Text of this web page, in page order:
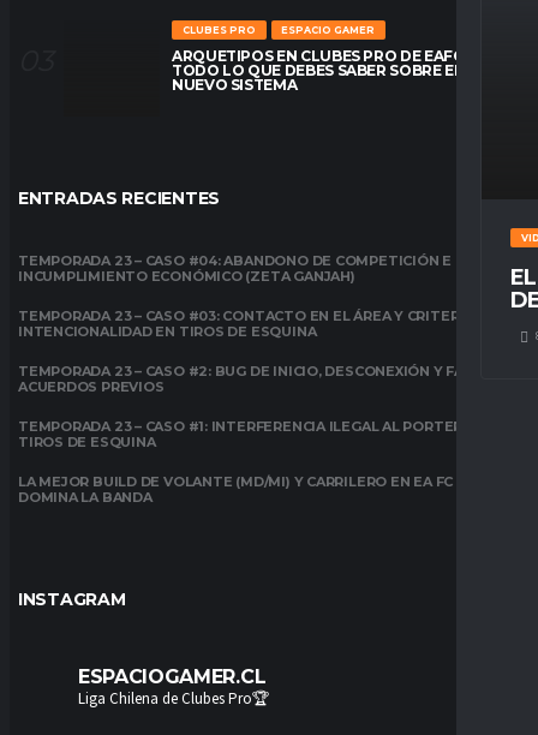
CLUBES PRO ESPACIO GAMER
ARQUETIPOS EN CLUBES PRO DE EAFC26:
TODO LO QUE DEBES SABER SOBRE EL
NUEVO SISTEMA
ENTRADAS RECIENTES
TEMPORADA 23 – CASO #04: ABANDONO DE COMPETICIÓN E
INCUMPLIMIENTO ECONÓMICO (ZETA GANJAH)
TEMPORADA 23 – CASO #03: CONTACTO EN EL ÁREA Y CRITERIO DE
INTENCIONALIDAD EN TIROS DE ESQUINA
TEMPORADA 23 – CASO #2: BUG DE INICIO, DESCONEXIÓN Y FALTA DE
ACUERDOS PREVIOS
TEMPORADA 23 – CASO #1: INTERFERENCIA ILEGAL AL PORTERO EN
TIROS DE ESQUINA
LA MEJOR BUILD DE VOLANTE (MD/MI) Y CARRILERO EN EA FC 26:
DOMINA LA BANDA
INSTAGRAM
ESPACIOGAMER.CL
Liga Chilena de Clubes Pro🏆